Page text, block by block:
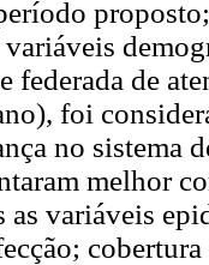
federada de
foi
no sistema
melhor
as variáveis